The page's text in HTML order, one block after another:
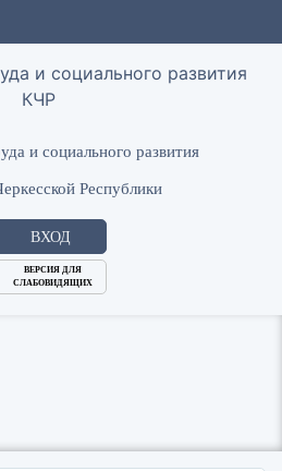
и социального развития
Республики
ВХОД
ВЕРСИЯ ДЛЯ
СЛАБОВИДЯЩИХ